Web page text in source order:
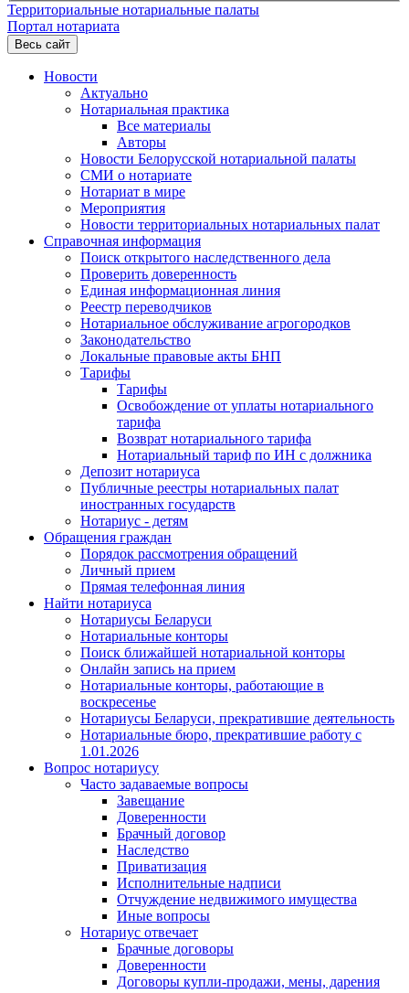
Территориальные нотариальные палаты
Портал нотариата
Весь сайт
Новости
Актуально
Нотариальная практика
Все материалы
Авторы
Новости Белорусской нотариальной палаты
СМИ о нотариате
Нотариат в мире
Мероприятия
Новости территориальных нотариальных палат
Справочная информация
Поиск открытого наследственного дела
Проверить доверенность
Единая информационная линия
Реестр переводчиков
Нотариальное обслуживание агрогородков
Законодательство
Локальные правовые акты БНП
Тарифы
Тарифы
Освобождение от уплаты нотариального
тарифа
Возврат нотариального тарифа
Нотариальный тариф по ИН с должника
Депозит нотариуса
Публичные реестры нотариальных палат
иностранных государств
Нотариус - детям
Обращения граждан
Порядок рассмотрения обращений
Личный прием
Прямая телефонная линия
Найти нотариуса
Нотариусы Беларуси
Нотариальные конторы
Поиск ближайшей нотариальной конторы
Онлайн запись на прием
Нотариальные конторы, работающие в
воскресенье
Нотариусы Беларуси, прекратившие деятельность
Нотариальные бюро, прекратившие работу с
1.01.2026
Вопрос нотариусу
Часто задаваемые вопросы
Завещание
Доверенности
Брачный договор
Наследство
Приватизация
Исполнительные надписи
Отчуждение недвижимого имущества
Иные вопросы
Нотариус отвечает
Брачные договоры
Доверенности
Договоры купли-продажи, мены, дарения